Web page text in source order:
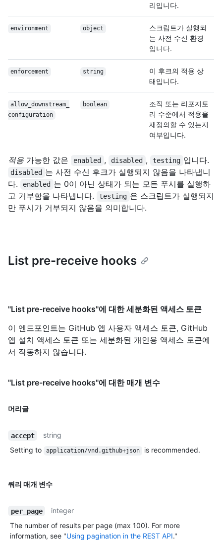
리입니다.
environment object
스크립트가 실행되
는 사전 수신 환경
입니다.
enforcement string
이 후크의 적용 상
태입니다.
allow_downstream_
configuration
boolean
조직 또는 리포지토
리 수준에서 적용을
재정의할 수 있는지
여부입니다.
적용 가능한 값은 enabled , disabled , testing 입니다.
disabled 는 사전 수신 후크가 실행되지 않음을 나타냅니
다.
enabled 는 0이 아닌 상태가 되는 모든 푸시를 실행하
고 거부함을 나타냅니다.
testing 은 스크립트가 실행되지
만 푸시가 거부되지 않음을 의미합니다.
List pre-receive hooks
"List pre-receive hooks"에 대한 세분화된 액세스 토큰
이 엔드포인트는 GitHub 앱 사용자 액세스 토큰, GitHub
앱 설치 액세스 토큰 또는 세분화된 개인용 액세스 토큰에
서 작동하지 않습니다.
"List pre-receive hooks"에 대한 매개 변수
머리글
accept
string
Setting to
application/vnd.github+json is recommended.
쿼리 매개 변수
per_page
integer
The number of results per page (max 100). For more
information, see "Using pagination in the REST API."